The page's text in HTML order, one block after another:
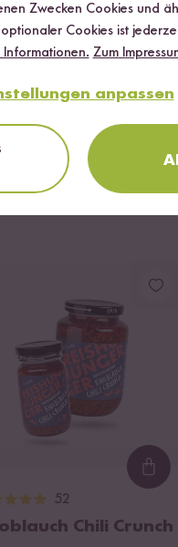
auf die Ramen drapieren.
Belieben mit Knoblauch
FERTIG
52
Chili Crunch
Zwecken Cookies und
Cookies ist
Informationen. Zum
anpassen